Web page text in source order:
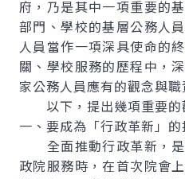
府，乃是其中一項重要的
部門、學校的基層公務人
人員當作一項深具使命的
關、學校服務的歷程中，
家公務人員應有的觀念與職
以下，提出幾項重要的
一、要成為「行政革新」的
全面推動行政革新，是
政院服務時，在首次院會